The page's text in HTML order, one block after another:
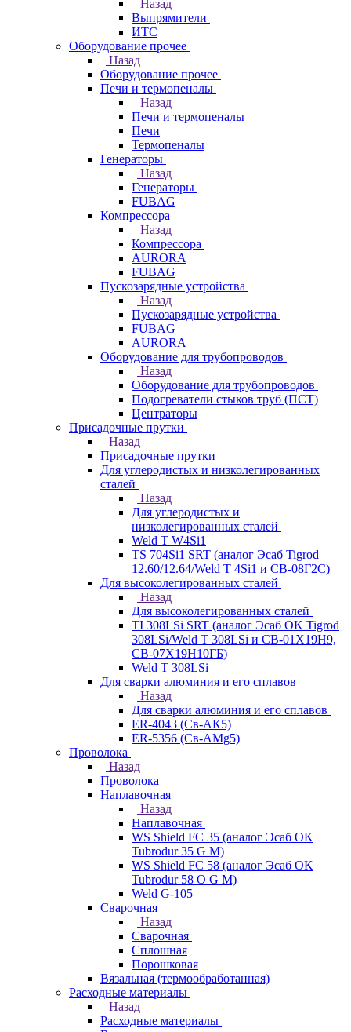
Назад
Выпрямители
ИТС
Оборудование прочее
Назад
Оборудование прочее
Печи и термопеналы
Назад
Печи и термопеналы
Печи
Термопеналы
Генераторы
Назад
Генераторы
FUBAG
Компрессора
Назад
Компрессора
AURORA
FUBAG
Пускозарядные устройства
Назад
Пускозарядные устройства
FUBAG
AURORA
Оборудование для трубопроводов
Назад
Оборудование для трубопроводов
Подогреватели стыков труб (ПСТ)
Центраторы
Присадочные прутки
Назад
Присадочные прутки
Для углеродистых и низколегированных
сталей
Назад
Для углеродистых и
низколегированных сталей
Weld T W4Si1
TS 704Si1 SRT (аналог Эсаб Tigrod
12.60/12.64/Weld T 4Si1 и СВ-08Г2С)
Для высоколегированных сталей
Назад
Для высоколегированных сталей
TI 308LSi SRT (аналог Эсаб OK Tigrod
308LSi/Weld T 308LSi и СВ-01Х19Н9,
СВ-07Х19Н10ГБ)
Weld T 308LSi
Для сварки алюминия и его сплавов
Назад
Для сварки алюминия и его сплавов
ER-4043 (Св-АК5)
ER-5356 (Св-АМg5)
Проволока
Назад
Проволока
Наплавочная
Назад
Наплавочная
WS Shield FC 35 (аналог Эсаб OK
Tubrodur 35 G M)
WS Shield FC 58 (аналог Эсаб OK
Tubrodur 58 O G M)
Weld G-105
Сварочная
Назад
Сварочная
Сплошная
Порошковая
Вязальная (термообработанная)
Расходные материалы
Назад
Расходные материалы